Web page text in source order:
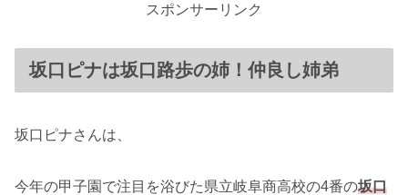
スポンサーリンク
坂口ピナは坂口路歩の姉！仲良し姉弟
坂口ピナさんは、
今年の甲子園で注目を浴びた県立岐阜商高校の4番の坂口